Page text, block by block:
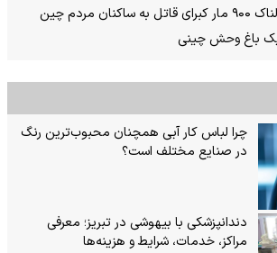
مردم چین
باغ وحش چینی
چرا لباس کار آبی همچنان محبوب‌ترین رنگ
در صنایع مختلف است؟
دندانپزشکی با بیهوشی در تبریز؛ معرفی
مراکز، خدمات، شرایط و هزینه‌ها